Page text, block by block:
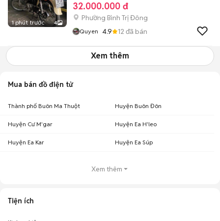
1 phút trước 4
32.000.000 đ
Phường Bình Trị Đông
Quyen 4.9 12 đã bán
Xem thêm
Mua bán đồ điện tử
Thành phố Buôn Ma Thuột Huyện Buôn Đôn
Huyện Cư M'gar Huyện Ea H'leo
Huyện Ea Kar Huyện Ea Súp
Xem thêm
Tiện ích